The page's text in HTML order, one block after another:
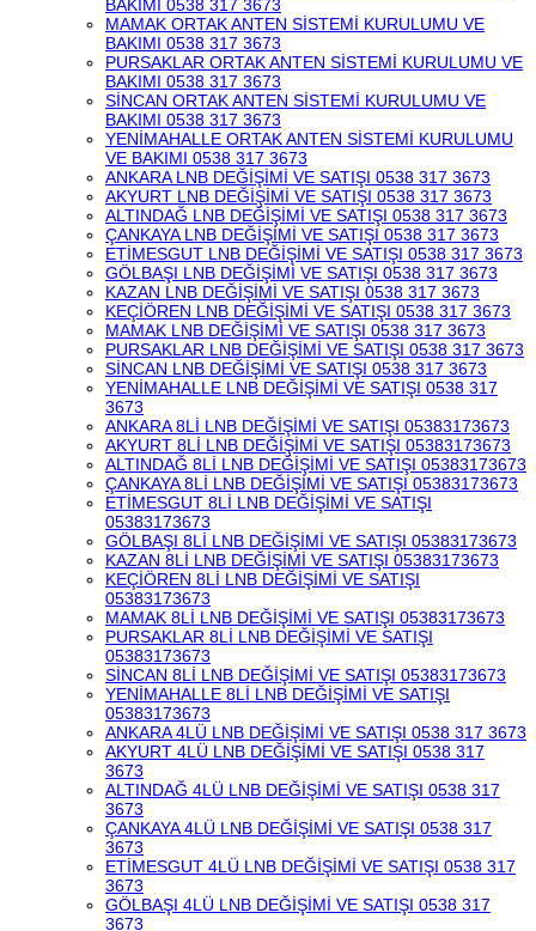
BAKIMI 0538 317 3673
MAMAK ORTAK ANTEN SİSTEMİ KURULUMU VE
BAKIMI 0538 317 3673
PURSAKLAR ORTAK ANTEN SİSTEMİ KURULUMU VE
BAKIMI 0538 317 3673
SİNCAN ORTAK ANTEN SİSTEMİ KURULUMU VE
BAKIMI 0538 317 3673
YENİMAHALLE ORTAK ANTEN SİSTEMİ KURULUMU
VE BAKIMI 0538 317 3673
ANKARA LNB DEĞİŞİMİ VE SATIŞI 0538 317 3673
AKYURT LNB DEĞİŞİMİ VE SATIŞI 0538 317 3673
ALTINDAĞ LNB DEĞİŞİMİ VE SATIŞI 0538 317 3673
ÇANKAYA LNB DEĞİŞİMİ VE SATIŞI 0538 317 3673
ETİMESGUT LNB DEĞİŞİMİ VE SATIŞI 0538 317 3673
GÖLBAŞI LNB DEĞİŞİMİ VE SATIŞI 0538 317 3673
KAZAN LNB DEĞİŞİMİ VE SATIŞI 0538 317 3673
KEÇİÖREN LNB DEĞİŞİMİ VE SATIŞI 0538 317 3673
MAMAK LNB DEĞİŞİMİ VE SATIŞI 0538 317 3673
PURSAKLAR LNB DEĞİŞİMİ VE SATIŞI 0538 317 3673
SİNCAN LNB DEĞİŞİMİ VE SATIŞI 0538 317 3673
YENİMAHALLE LNB DEĞİŞİMİ VE SATIŞI 0538 317
3673
ANKARA 8Lİ LNB DEĞİŞİMİ VE SATIŞI 05383173673
AKYURT 8Lİ LNB DEĞİŞİMİ VE SATIŞI 05383173673
ALTINDAĞ 8Lİ LNB DEĞİŞİMİ VE SATIŞI 05383173673
ÇANKAYA 8Lİ LNB DEĞİŞİMİ VE SATIŞI 05383173673
ETİMESGUT 8Lİ LNB DEĞİŞİMİ VE SATIŞI
05383173673
GÖLBAŞI 8Lİ LNB DEĞİŞİMİ VE SATIŞI 05383173673
KAZAN 8Lİ LNB DEĞİŞİMİ VE SATIŞI 05383173673
KEÇİÖREN 8Lİ LNB DEĞİŞİMİ VE SATIŞI
05383173673
MAMAK 8Lİ LNB DEĞİŞİMİ VE SATIŞI 05383173673
PURSAKLAR 8Lİ LNB DEĞİŞİMİ VE SATIŞI
05383173673
SİNCAN 8Lİ LNB DEĞİŞİMİ VE SATIŞI 05383173673
YENİMAHALLE 8Lİ LNB DEĞİŞİMİ VE SATIŞI
05383173673
ANKARA 4LÜ LNB DEĞİŞİMİ VE SATIŞI 0538 317 3673
AKYURT 4LÜ LNB DEĞİŞİMİ VE SATIŞI 0538 317
3673
ALTINDAĞ 4LÜ LNB DEĞİŞİMİ VE SATIŞI 0538 317
3673
ÇANKAYA 4LÜ LNB DEĞİŞİMİ VE SATIŞI 0538 317
3673
ETİMESGUT 4LÜ LNB DEĞİŞİMİ VE SATIŞI 0538 317
3673
GÖLBAŞI 4LÜ LNB DEĞİŞİMİ VE SATIŞI 0538 317
3673